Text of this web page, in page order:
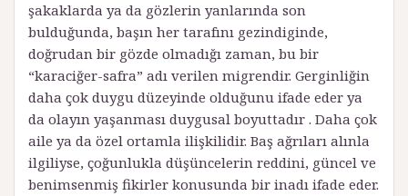
şakaklarda ya da gözlerin yanlarında son
bulduğunda, başın her tarafını gezindiginde,
doğrudan bir gözde olmadığı zaman, bu bir
“karaciğer-safra” adı verilen migrendir. Gerginliğin
daha çok duygu düzeyinde olduğunu ifade eder ya
da olayın yaşanması duygusal boyuttadır . Daha çok
aile ya da özel ortamla ilişkilidir. Baş ağrıları alınla
ilgiliyse, çoğunlukla düşüncelerin reddini, güncel ve
benimsenmiş fikirler konusunda bir inadı ifade eder.